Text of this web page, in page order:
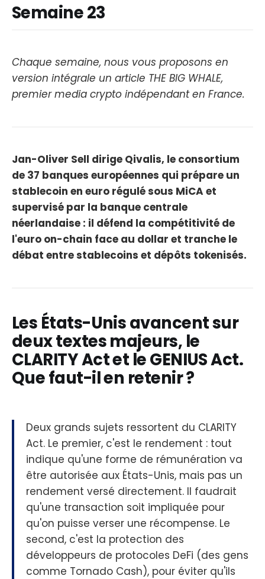
Semaine 23
Chaque semaine, nous vous proposons en
version intégrale un article THE BIG WHALE,
premier media crypto indépendant en France.
Jan-Oliver Sell dirige Qivalis, le consortium
de 37 banques européennes qui prépare un
stablecoin en euro régulé sous MiCA et
supervisé par la banque centrale
néerlandaise : il défend la compétitivité de
l'euro on-chain face au dollar et tranche le
débat entre stablecoins et dépôts tokenisés.
Les États-Unis avancent sur
deux textes majeurs, le
CLARITY Act et le GENIUS Act.
Que faut-il en retenir ?
Deux grands sujets ressortent du CLARITY
Act. Le premier, c'est le rendement : tout
indique qu'une forme de rémunération va
être autorisée aux États-Unis, mais pas un
rendement versé directement. Il faudrait
qu'une transaction soit impliquée pour
qu'on puisse verser une récompense. Le
second, c'est la protection des
développeurs de protocoles DeFi (des gens
comme Tornado Cash), pour éviter qu'ils